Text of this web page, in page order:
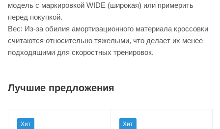
модель с маркировкой WIDE (широкая) или примерить
перед покупкой.
Вес: Из-за обилия амортизационного материала кроссовки
считаются относительно тяжелыми, что делает их менее
подходящими для скоростных тренировок.
Лучшие предложения
Хит Хит